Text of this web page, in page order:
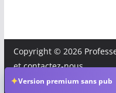
Contact
Copyright © 2026
etcontactez-nous.
✦Version premium sans pub